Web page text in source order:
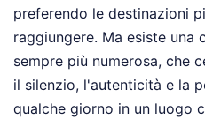
preferendo le destinazioni
raggiungere. Ma esiste una
sempre più numerosa, che
il silenzio, l'autenticità e la
qualche giorno in un luogo